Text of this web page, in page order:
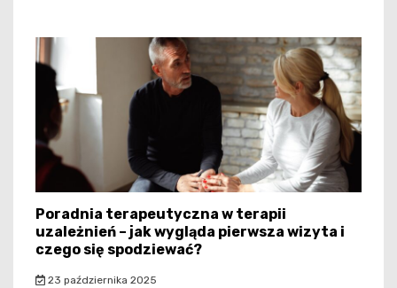
Poradnia terapeutyczna w terapii
uzależnień – jak wygląda pierwsza wizyta i
czego się spodziewać?
23 października 2025